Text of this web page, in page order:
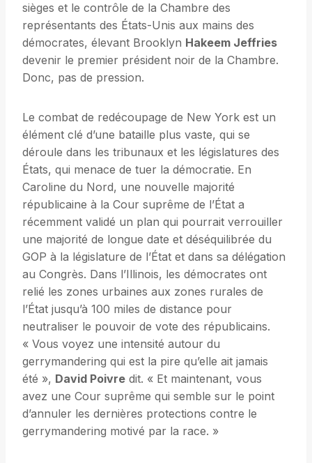
sièges et le contrôle de la Chambre des
représentants des États-Unis aux mains des
démocrates, élevant Brooklyn Hakeem Jeffries
devenir le premier président noir de la Chambre.
Donc, pas de pression.
Le combat de redécoupage de New York est un
élément clé d’une bataille plus vaste, qui se
déroule dans les tribunaux et les législatures des
États, qui menace de tuer la démocratie. En
Caroline du Nord, une nouvelle majorité
républicaine à la Cour suprême de l’État a
récemment validé un plan qui pourrait verrouiller
une majorité de longue date et déséquilibrée du
GOP à la législature de l’État et dans sa délégation
au Congrès. Dans l’Illinois, les démocrates ont
relié les zones urbaines aux zones rurales de
l’État jusqu’à 100 miles de distance pour
neutraliser le pouvoir de vote des républicains.
« Vous voyez une intensité autour du
gerrymandering qui est la pire qu’elle ait jamais
été », David Poivre dit. « Et maintenant, vous
avez une Cour suprême qui semble sur le point
d’annuler les dernières protections contre le
gerrymandering motivé par la race. »